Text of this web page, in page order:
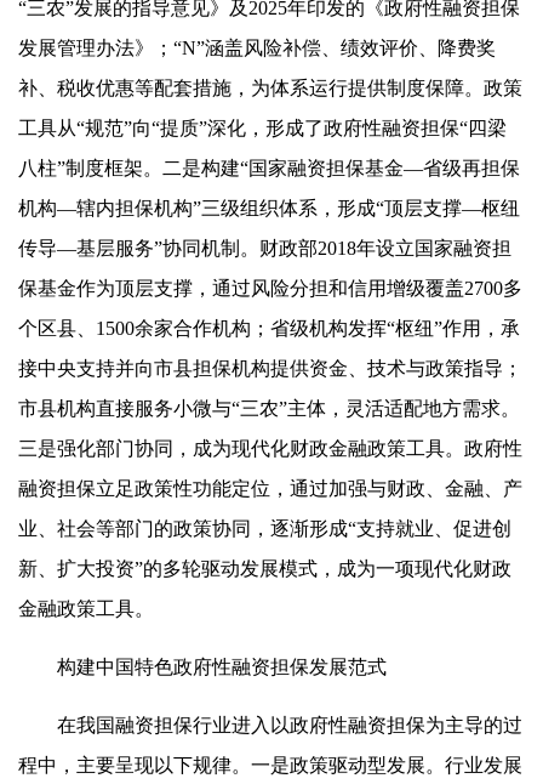
“三农”发展的指导意见》及2025年印发的《政府性融资担保
发展管理办法》；“N”涵盖风险补偿、绩效评价、降费奖
补、税收优惠等配套措施，为体系运行提供制度保障。政策
工具从“规范”向“提质”深化，形成了政府性融资担保“四梁
八柱”制度框架。二是构建“国家融资担保基金—省级再担保
机构—辖内担保机构”三级组织体系，形成“顶层支撑—枢纽
传导—基层服务”协同机制。财政部2018年设立国家融资担
保基金作为顶层支撑，通过风险分担和信用增级覆盖2700多
个区县、1500余家合作机构；省级机构发挥“枢纽”作用，承
接中央支持并向市县担保机构提供资金、技术与政策指导；
市县机构直接服务小微与“三农”主体，灵活适配地方需求。
三是强化部门协同，成为现代化财政金融政策工具。政府性
融资担保立足政策性功能定位，通过加强与财政、金融、产
业、社会等部门的政策协同，逐渐形成“支持就业、促进创
新、扩大投资”的多轮驱动发展模式，成为一项现代化财政
金融政策工具。
构建中国特色政府性融资担保发展范式
在我国融资担保行业进入以政府性融资担保为主导的过
程中，主要呈现以下规律。一是政策驱动型发展。行业发展